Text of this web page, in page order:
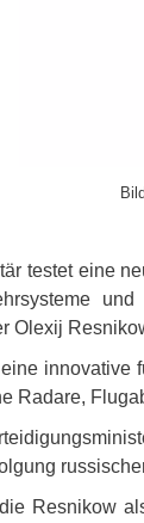
testet eine
Olexij
innovative
Radare,
Resnikow